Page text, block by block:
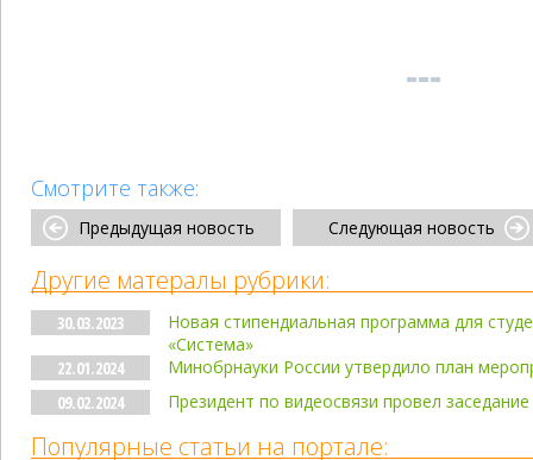
Смотрите также:
Предыдущая новость Следующая новость
Другие матералы рубрики:
30.03.2023
Новая стипендиальная программа для
«Система»
22.01.2024
Минобрнауки России утвердило план
09.02.2024
Президент по видеосвязи провел
Популярные статьи на портале: